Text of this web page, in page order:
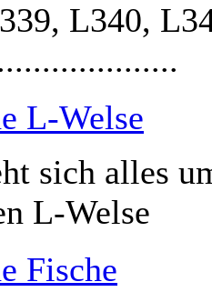
L340,
L-Welse
sich alles
L-Welse
Fische